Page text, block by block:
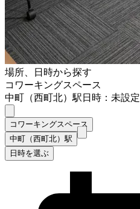
場所、日時から探す
コワーキングスペース
中町（西町北）駅日時：未設定
コワーキングスペース
中町（西町北）駅
日時を選ぶ